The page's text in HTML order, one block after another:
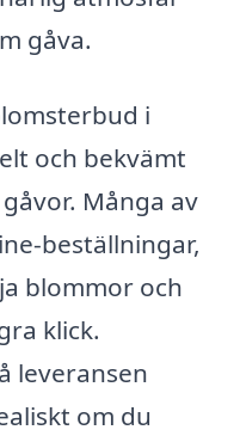
gåva.
i
och bekvämt
Många av
beställningar,
blommor och
klick.
leveransen
om du